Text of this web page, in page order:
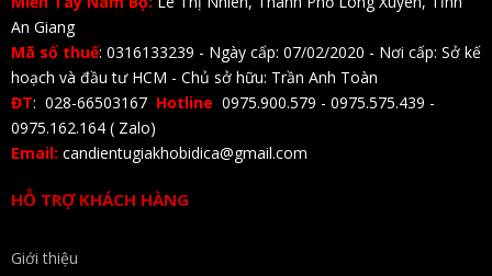
An Giang
Mã số thuế: 0316133239 - Ngày cấp: 07/02/2020 - Nơi cấp: Sở kế
hoạch và đầu tư HCM - Chủ sở hữu: Trần Anh Toàn
ĐT: 028-66503167 Hotline 0975.900.579 - 0975.575.439 -
0975.162.164 ( Zalo)
Email: candientugiakhobidica@gmail.com
HỖ TRỢ KHÁCH HÀNG
Giới thiệu